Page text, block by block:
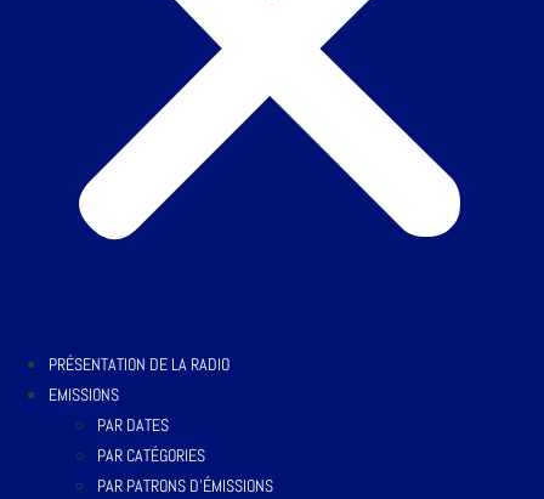
PRÉSENTATION DE LA RADIO
EMISSIONS
PAR DATES
PAR CATÉGORIES
PAR PATRONS D’ÉMISSIONS